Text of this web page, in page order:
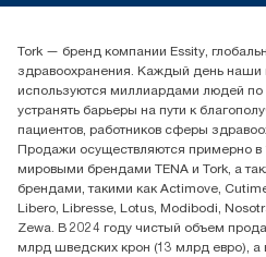
(+7) 777 779 0095
Контакты на рынках СНГ
ООО «Эссити»,
Достык, 210, 2 блок, 3
офис №32 050051, г.
Алматы, Казахстан
Tork — бренд компании Essity,
здравоохранения. Каждый день наши
используются миллиардами людей
устранять барьеры на пути к
пациентов, работников сферы
Продажи осуществляются примерно в
мировыми брендами TENA и Tork, а
брендами, такими как Actimove,
Libero, Libresse, Lotus, Modibodi,
Zewa. В 2024 году чистый объем
млрд шведских крон (13 млрд евро), а